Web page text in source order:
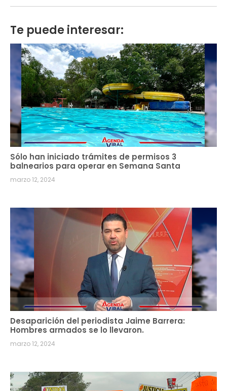
Te puede interesar:
Sólo han iniciado trámites de permisos 3
balnearios para operar en Semana Santa
marzo 12, 2024
Desaparición del periodista Jaime Barrera:
Hombres armados se lo llevaron.
marzo 12, 2024